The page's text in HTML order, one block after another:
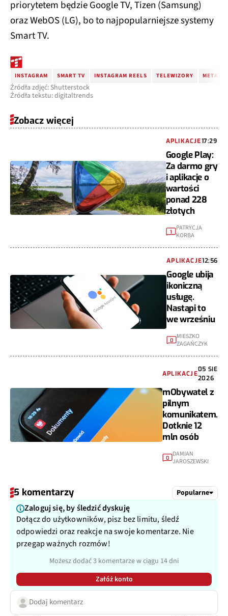
priorytetem będzie Google TV, Tizen (Samsung)
oraz WebOS (LG), bo to najpopularniejsze systemy
Smart TV.
INSTAGRAM SMART TV INSTAGRAM REELS TELEWIZORY META
Źródła zdjęć: Shutterstock
Źródła tekstu: digitaltrends
Zobacz więcej
APLIKACJE17:29
Google Play:
Za darmo gry
i aplikacje o
wartości
ponad 228
złotych
1
PATRYCJA
KORBA
APLIKACJE12:56
Google ubija
ikoniczną
usługę.
Nastąpi to
we wrześniu
0
MIESZKO
ZAGAŃCZYK
APLIKACJE
05 SIE
2026
mObywatel z
pilnym
komunikatem.
Dotknie 12
mln osób
0
DAMIAN
JAROSZEWSKI
5 komentarzy Popularne
Zaloguj się, by śledzić dyskuję
Dołącz do użytkowników, pisz bez limitu, śledź
odpowiedzi oraz reakcje na swoje komentarze. Nie
przegap ważnych rozmów!
Możesz dodać 3 komentarze w ciągu 14 dni
Załóż konto
Dodaj komentarz